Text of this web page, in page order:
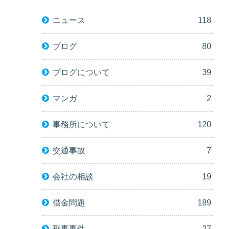
ニュース 118
ブログ 80
ブログについて 39
マンガ 2
事務所について 120
交通事故 7
会社の相談 19
借金問題 189